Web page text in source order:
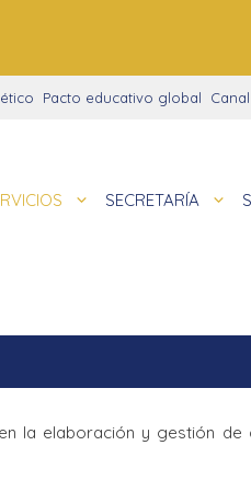
Pacto educativo global
didácticas
SECRETARÍA
en la elaboración y gestión de